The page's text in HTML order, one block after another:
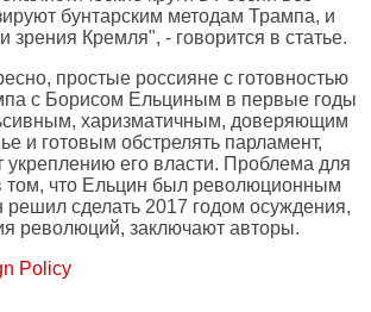
бунтарским методам Трампа, и
зрения Кремля", - говорится в статье.
простые россияне с готовностью
с Борисом Ельциным в первые годы
харизматичным, доверяющим
и готовым обстрелять парламент,
укреплению его власти. Проблема для
том, что Ельцин был революционным
сделать 2017 годом осуждения,
революций, заключают авторы.
Policy